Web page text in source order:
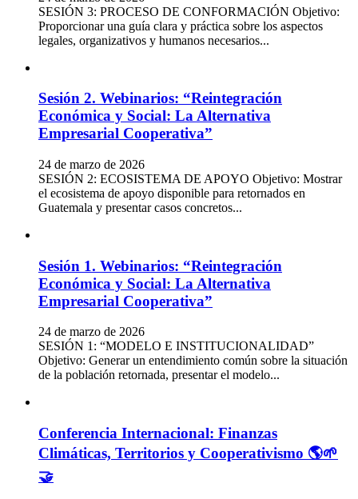
SESIÓN 3: PROCESO DE CONFORMACIÓN Objetivo:
Proporcionar una guía clara y práctica sobre los aspectos
legales, organizativos y humanos necesarios...
Sesión 2. Webinarios: “Reintegración
Económica y Social: La Alternativa
Empresarial Cooperativa”
24 de marzo de 2026
SESIÓN 2: ECOSISTEMA DE APOYO Objetivo: Mostrar
el ecosistema de apoyo disponible para retornados en
Guatemala y presentar casos concretos...
Sesión 1. Webinarios: “Reintegración
Económica y Social: La Alternativa
Empresarial Cooperativa”
24 de marzo de 2026
SESIÓN 1: “MODELO E INSTITUCIONALIDAD”
Objetivo: Generar un entendimiento común sobre la situación
de la población retornada, presentar el modelo...
Conferencia Internacional: Finanzas
Climáticas, Territorios y Cooperativismo 🌎🌱
🤝